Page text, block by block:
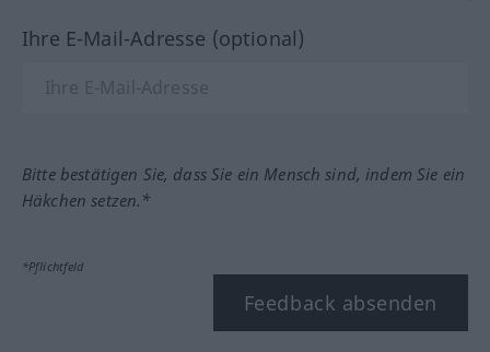
Ihre E-Mail-Adresse (optional)
Bitte bestätigen Sie, dass Sie ein Mensch sind, indem Sie ein
Häkchen setzen.*
*Pflichtfeld
Feedback absenden